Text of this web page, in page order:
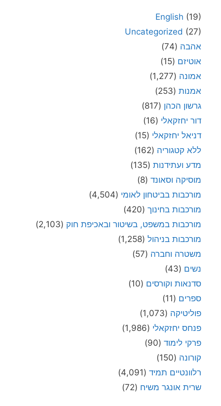
English (19)
Uncategorized (27)
אהבה (74)
אוטיזם (15)
אמונה (1,277)
אמנות (253)
גרשון הכהן (817)
דור יחזקאלי (16)
דניאל יחזקאלי (15)
ללא קטגוריה (162)
מדע ועתידנות (135)
מוסיקה וסאונד (8)
מורכבות בביטחון לאומי (4,504)
מורכבות בחינוך (420)
מורכבות במשפט, בשיטור ובאכיפת חוק (2,103)
מורכבות בניהול (1,258)
משטרה וחברה (57)
נשים (43)
סדנאות וקורסים (10)
ספרים (11)
פוליטיקה (1,073)
פנחס יחזקאלי (1,986)
פרקי לימוד (90)
קורונה (150)
רלוונטיים תמיד (4,091)
שרית אונגר משיח (72)